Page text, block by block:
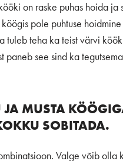
on raske puhas hoida ja
pole puhtuse
tuleb teha ka teist värvi
paneb see sind ka
JA MUSTA
SOBITADA.
Valge võib olla